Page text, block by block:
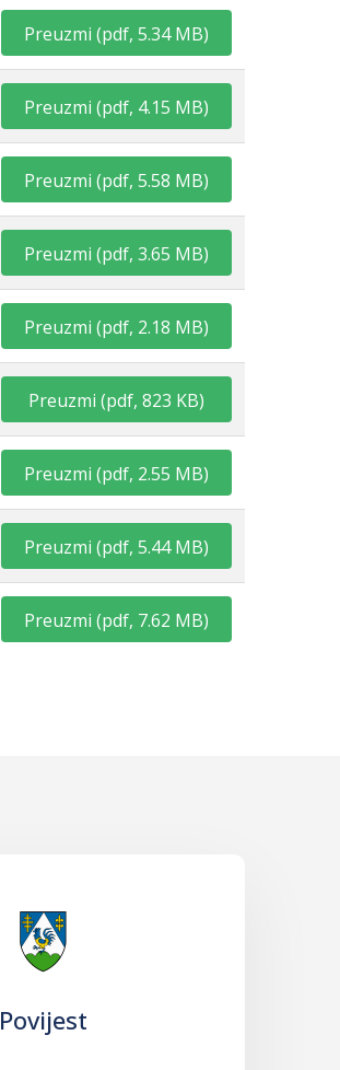
Preuzmi (pdf, 5.34 MB)
Preuzmi (pdf, 4.15 MB)
Preuzmi (pdf, 5.58 MB)
Preuzmi (pdf, 3.65 MB)
Preuzmi (pdf, 2.18 MB)
Preuzmi (pdf, 823 KB)
Preuzmi (pdf, 2.55 MB)
Preuzmi (pdf, 5.44 MB)
Preuzmi (pdf, 7.62 MB)
Povijest